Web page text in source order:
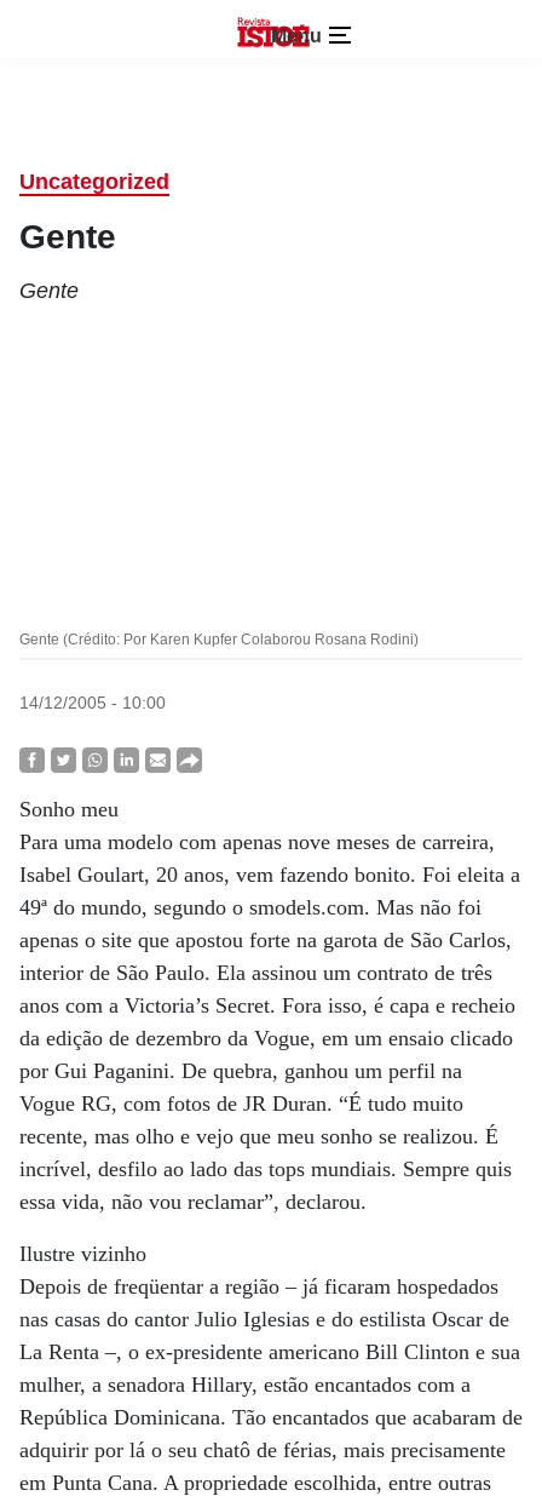
Menu
Uncategorized
Gente
Gente
Gente (Crédito: Por Karen Kupfer Colaborou Rosana Rodini)
14/12/2005 - 10:00
Sonho meu
Para uma modelo com apenas nove meses de carreira,
Isabel Goulart, 20 anos, vem fazendo bonito. Foi eleita a
49ª do mundo, segundo o smodels.com. Mas não foi
apenas o site que apostou forte na garota de São Carlos,
interior de São Paulo. Ela assinou um contrato de três
anos com a Victoria’s Secret. Fora isso, é capa e recheio
da edição de dezembro da Vogue, em um ensaio clicado
por Gui Paganini. De quebra, ganhou um perfil na
Vogue RG, com fotos de JR Duran. “É tudo muito
recente, mas olho e vejo que meu sonho se realizou. É
incrível, desfilo ao lado das tops mundiais. Sempre quis
essa vida, não vou reclamar”, declarou.
Ilustre vizinho
Depois de freqüentar a região – já ficaram hospedados
nas casas do cantor Julio Iglesias e do estilista Oscar de
La Renta –, o ex-presidente americano Bill Clinton e sua
mulher, a senadora Hillary, estão encantados com a
República Dominicana. Tão encantados que acabaram de
adquirir por lá o seu chatô de férias, mais precisamente
em Punta Cana. A propriedade escolhida, entre outras